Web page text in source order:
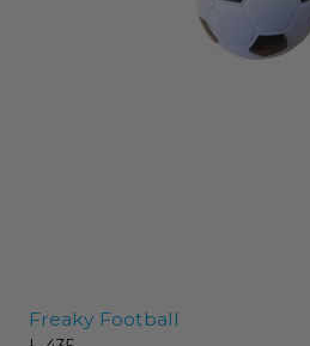
Freaky Football